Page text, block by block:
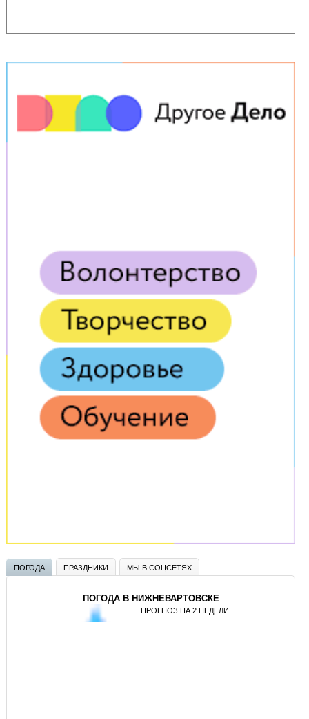
ПОГОДА ПРАЗДНИКИ МЫ В СОЦСЕТЯХ
ПОГОДА В НИЖНЕВАРТОВСКЕ
ПРОГНОЗ НА 2 НЕДЕЛИ